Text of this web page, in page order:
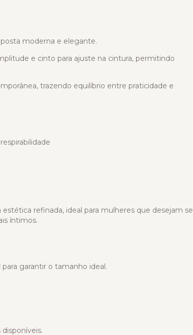
moderna e elegante.
e cinto para ajuste na cintura, permitindo
trazendo equilíbrio entre praticidade e
refinada, ideal para mulheres que desejam se
íntimos.
para garantir o tamanho ideal.